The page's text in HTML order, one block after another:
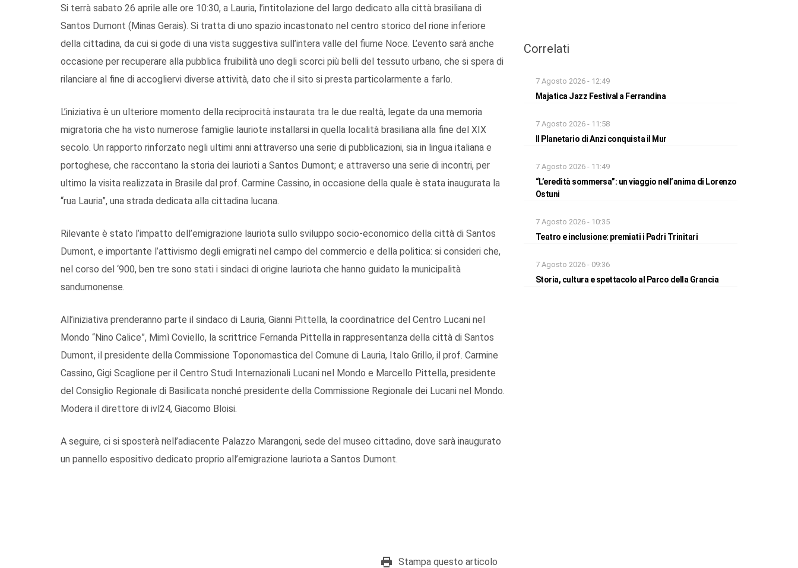
Si terrà sabato 26 aprile alle ore 10:30, a Lauria, l’intitolazione del largo dedicato alla città brasiliana di
Santos Dumont (Minas Gerais). Si tratta di uno spazio incastonato nel centro storico del rione inferiore
della cittadina, da cui si gode di una vista suggestiva sull’intera valle del fiume Noce. L’evento sarà anche
occasione per recuperare alla pubblica fruibilità uno degli scorci più belli del tessuto urbano, che si spera di
rilanciare al fine di accogliervi diverse attività, dato che il sito si presta particolarmente a farlo.
L’iniziativa è un ulteriore momento della reciprocità instaurata tra le due realtà, legate da una memoria
migratoria che ha visto numerose famiglie lauriote installarsi in quella località brasiliana alla fine del XIX
secolo. Un rapporto rinforzato negli ultimi anni attraverso una serie di pubblicazioni, sia in lingua italiana e
portoghese, che raccontano la storia dei laurioti a Santos Dumont; e attraverso una serie di incontri, per
ultimo la visita realizzata in Brasile dal prof. Carmine Cassino, in occasione della quale è stata inaugurata la
“rua Lauria”, una strada dedicata alla cittadina lucana.
Rilevante è stato l’impatto dell’emigrazione lauriota sullo sviluppo socio-economico della città di Santos
Dumont, e importante l’attivismo degli emigrati nel campo del commercio e della politica: si consideri che,
nel corso del ‘900, ben tre sono stati i sindaci di origine lauriota che hanno guidato la municipalità
sandumonense.
All’iniziativa prenderanno parte il sindaco di Lauria, Gianni Pittella, la coordinatrice del Centro Lucani nel
Mondo “Nino Calice”, Mimì Coviello, la scrittrice Fernanda Pittella in rappresentanza della città di Santos
Dumont, il presidente della Commissione Toponomastica del Comune di Lauria, Italo Grillo, il prof. Carmine
Cassino, Gigi Scaglione per il Centro Studi Internazionali Lucani nel Mondo e Marcello Pittella, presidente
del Consiglio Regionale di Basilicata nonché presidente della Commissione Regionale dei Lucani nel Mondo.
Modera il direttore di ivl24, Giacomo Bloisi.
A seguire, ci si sposterà nell’adiacente Palazzo Marangoni, sede del museo cittadino, dove sarà inaugurato
un pannello espositivo dedicato proprio all’emigrazione lauriota a Santos Dumont.
Stampa questo articolo
Correlati
7 Agosto 2026 - 12:49
Majatica Jazz Festival a Ferrandina
7 Agosto 2026 - 11:58
Il Planetario di Anzi conquista il Mur
7 Agosto 2026 - 11:49
“L’eredità sommersa”: un viaggio nell’anima di Lorenzo
Ostuni
7 Agosto 2026 - 10:35
Teatro e inclusione: premiati i Padri Trinitari
7 Agosto 2026 - 09:36
Storia, cultura e spettacolo al Parco della Grancia